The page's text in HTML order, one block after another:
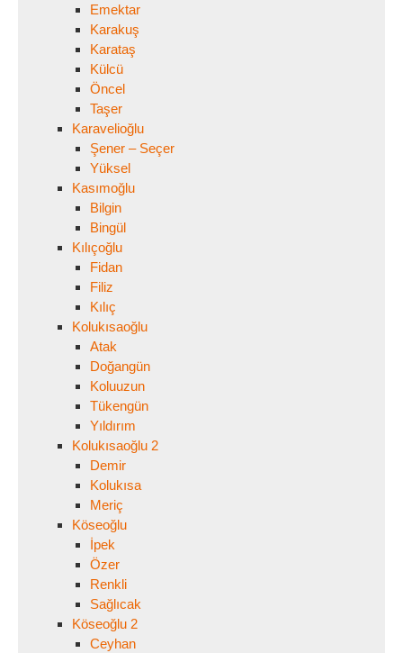
Emektar
Karakuş
Karataş
Külcü
Öncel
Taşer
Karavelioğlu
Şener – Seçer
Yüksel
Kasımoğlu
Bilgin
Bingül
Kılıçoğlu
Fidan
Filiz
Kılıç
Kolukısaoğlu
Atak
Doğangün
Koluuzun
Tükengün
Yıldırım
Kolukısaoğlu 2
Demir
Kolukısa
Meriç
Köseoğlu
İpek
Özer
Renkli
Sağlıcak
Köseoğlu 2
Ceyhan